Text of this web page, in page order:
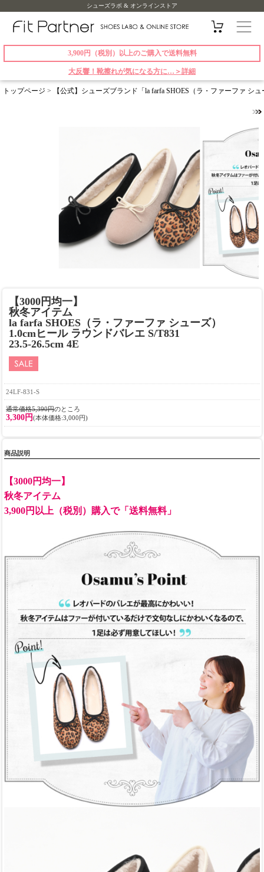
シューズラボ & オンラインストア
3,900円（税別）以上のご購入で送料無料
大反響！靴擦れが気になる方に…＞詳細
トップページ > 【公式】シューズブランド「la farfa SHOES（ラ・ファーファ シ
【3000円均一】
秋冬アイテム
la farfa SHOES（ラ・ファーファ シューズ）
1.0cmヒール ラウンドバレエ S/T831
23.5-26.5cm 4E
24LF-831-S
通常価格5,390円のところ
3,300円(本体価格:3,000円)
商品説明
【3000円均一】
秋冬アイテム
3,900円以上（税別）購入で「送料無料」